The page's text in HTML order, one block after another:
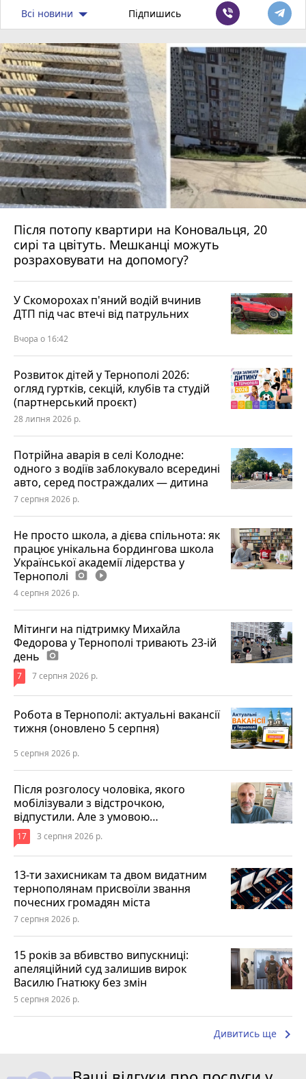
Всі новини Підпишись
Після потопу квартири на Коновальця, 20
сирі та цвітуть. Мешканці можуть
розраховувати на допомогу?
У Скоморохах п'яний водій вчинив
ДТП під час втечі від патрульних
Вчора о 16:42
Розвиток дітей у Тернополі 2026:
огляд гуртків, секцій, клубів та студій
(партнерський проєкт)
28 липня 2026 р.
Потрійна аварія в селі Колодне:
одного з водіїв заблокувало всередині
авто, серед постраждалих — дитина
7 серпня 2026 р.
Не просто школа, а дієва спільнота: як
працює унікальна бордингова школа
Української академії лідерства у
Тернополі photo_camera play_circle_filled
4 серпня 2026 р.
Мітинги на підтримку Михайла
Федорова у Тернополі тривають 23-ій
день photo_camera
7 7 серпня 2026 р.
Робота в Тернополі: актуальні вакансії
тижня (оновлено 5 серпня)
5 серпня 2026 р.
Після розголосу чоловіка, якого
мобілізували з відстрочкою,
відпустили. Але з умовою…
17 3 серпня 2026 р.
13-ти захисникам та двом видатним
тернополянам присвоїли звання
почесних громадян міста
7 серпня 2026 р.
15 років за вбивство випускниці:
апеляційний суд залишив вирок
Василю Гнатюку без змін
5 серпня 2026 р.
Дивитись ще keyboard_arrow_right